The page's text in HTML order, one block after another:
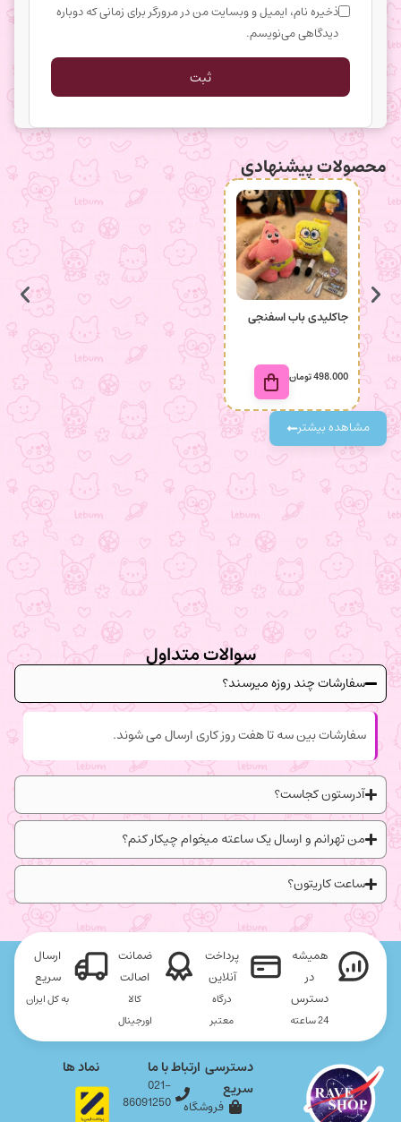
ذخیره نام، ایمیل و وبسایت من در مرورگر برای زمانی که دوباره
دیدگاهی می‌نویسم.
محصولات پیشنهادی
جاکلیدی باب اسفنجی
498.000تومان
مشاهده بیشتر
سوالات متداول
سفارشات چند روزه میرسند؟
سفارشات بین سه تا هفت روز کاری ارسال می شوند.
آدرستون کجاست؟
من تهرانم و ارسال یک ساعته میخوام چیکار کنم؟
ساعت کاریتون؟
همیشه
در
دسترس
24 ساعته
پرداخت
آنلاین
درگاه
معتبر
ضمانت
اصالت
کالا
اورجینال
ارسال
سریع
به کل ایران
دسترسی
سریع
فروشگاه
ارتباط با ما
021-
86091250
نماد ها